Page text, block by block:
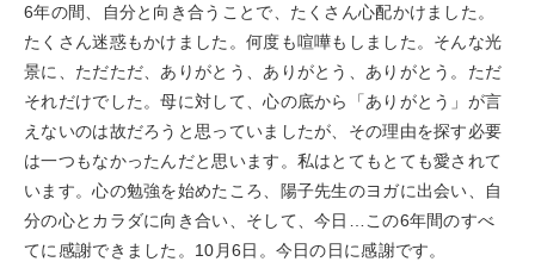
6年の間、自分と向き合うことで、たくさん心配かけました。
たくさん迷惑もかけました。何度も喧嘩もしました。そんな光
景に、ただただ、ありがとう、ありがとう、ありがとう。ただ
それだけでした。母に対して、心の底から「ありがとう」が言
えないのは故だろうと思っていましたが、その理由を探す必要
は一つもなかったんだと思います。私はとてもとても愛されて
います。心の勉強を始めたころ、陽子先生のヨガに出会い、自
分の心とカラダに向き合い、そして、今日…この6年間のすべ
てに感謝できました。10月6日。今日の日に感謝です。